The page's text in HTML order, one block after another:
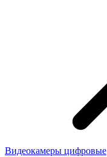
Видеокамеры цифровые